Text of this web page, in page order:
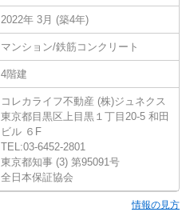
2022年 3月 (築4年)
マンション/鉄筋コンクリート
4階建
コレカライフ不動産 (株)ジュネクス
東京都目黒区上目黒１丁目20-5 和田
ビル ６F
TEL:03-6452-2801
東京都知事 (3) 第95091号
全日本保証協会
情報の見方